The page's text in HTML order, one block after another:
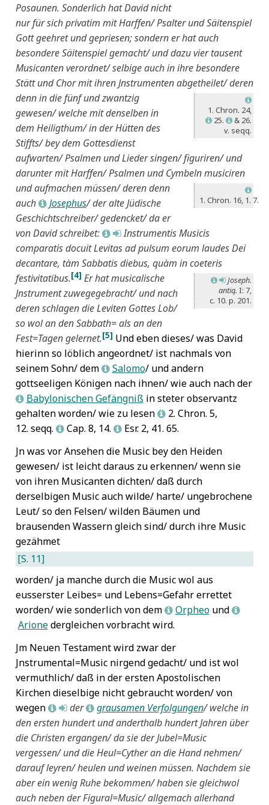
Posaunen. Sonderlich hat David nicht
nur für sich privatim mit Harffen/ Psalter und Säitenspiel
Gott geehret und gepriesen; sondern er hat auch
besondere Säitenspiel gemacht/ und dazu vier tausent
Musicanten verordnet/ selbige auch in ihre besondere
Stätt und Chor mit ihren Jnstrumenten abgetheilet/ deren
L
1. Chron. 24,
L25. L& 26.
v. seqq.
denn in die fünf und zwantzig
gewesen/ welche mit denselben in
dem Heiligthum/ in der Hütten des
Stiffts/ bey dem Gottesdienst
aufwarten/ Psalmen und Lieder singen/ figuriren/ und
darunter mit Harffen/ Psalmen und Cymbeln musiciren
L
1. Chron. 16, 1. 7.
und aufmachen müssen/ deren denn
auch L Josephus/ der alte Jüdische
Geschichtschreiber/ gedencket/ da er
von David schreibet: L MInstrumentis Musicis
comparatis docuit Levitas ad pulsum eorum laudes Dei
decantare, tàm Sabbatis diebus, quàm in coeteris
festivitatibus.[4]
L M Joseph.
antiq. I: 7,
c. 10. p. 201.
Er hat musicalische
Jnstrument zuwegegebracht/ und nach
deren schlagen die Leviten Gottes Lob/
so wol an den Sabbath= als an den
Fest=Tagen gelernet.[5] Und eben dieses/ was David
hierinn so löblich angeordnet/ ist nachmals von
seinem Sohn/ dem L Salomo/ und andern
gottseeligen Königen nach ihnen/ wie auch nach der
L Babylonischen Gefängniß in steter observantz
gehalten worden/ wie zu lesen L2. Chron. 5,
12. seqq. LCap. 8, 14. LEsr. 2, 41. 65.
Jn was vor Ansehen die Music bey den Heiden
gewesen/ ist leicht daraus zu erkennen/ wenn sie
von ihren Musicanten dichten/ daß durch
derselbigen Music auch wilde/ harte/ ungebrochene
Leut/ so den Felsen/ wilden Bäumen und
brausenden Wassern gleich sind/ durch ihre Music
gezähmet
[S. 11]
worden/ ja manche durch die Music wol aus
eusserster Leibes= und Lebens=Gefahr errettet
worden/ wie sonderlich von dem L Orpheound L
Arionedergleichen vorbracht wird.
Jm Neuen Testament wird zwar der
Jnstrumental=Music nirgend gedacht/ und ist wol
vermuthlich/ daß in der ersten Apostolischen
Kirchen dieselbige nicht gebraucht worden/ von
wegen L M derL grausamen Verfolgungen/ welche in
den ersten hundert und anderthalb hundert Jahren über
die Christen ergangen/ da sie der Jubel=Music
vergessen/ und die Heul=Cyther an die Hand nehmen/
darauf leyren/ heulen und weinen müssen. Nachdem sie
aber ein wenig Ruhe bekommen/ haben sie gleichwol
auch neben der Figural=Music/ allgemach allerhand